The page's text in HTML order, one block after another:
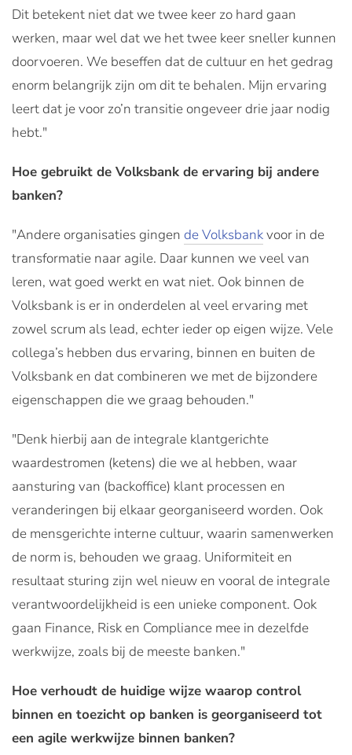
Dit betekent niet dat we twee keer zo hard gaan
werken, maar wel dat we het twee keer sneller kunnen
doorvoeren. We beseffen dat de cultuur en het gedrag
enorm belangrijk zijn om dit te behalen. Mijn ervaring
leert dat je voor zo’n transitie ongeveer drie jaar nodig
hebt."
Hoe gebruikt de Volksbank de ervaring bij andere
banken?
"Andere organisaties gingen de Volksbankvoor in de
transformatie naar agile. Daar kunnen we veel van
leren, wat goed werkt en wat niet. Ook binnen de
Volksbank is er in onderdelen al veel ervaring met
zowel scrum als lead, echter ieder op eigen wijze. Vele
collega’s hebben dus ervaring, binnen en buiten de
Volksbank en dat combineren we met de bijzondere
eigenschappen die we graag behouden."
"Denk hierbij aan de integrale klantgerichte
waardestromen (ketens) die we al hebben, waar
aansturing van (backoffice) klant processen en
veranderingen bij elkaar georganiseerd worden. Ook
de mensgerichte interne cultuur, waarin samenwerken
de norm is, behouden we graag. Uniformiteit en
resultaat sturing zijn wel nieuw en vooral de integrale
verantwoordelijkheid is een unieke component. Ook
gaan Finance, Risk en Compliance mee in dezelfde
werkwijze, zoals bij de meeste banken."
Hoe verhoudt de huidige wijze waarop control
binnen en toezicht op banken is georganiseerd tot
een agile werkwijze binnen banken?